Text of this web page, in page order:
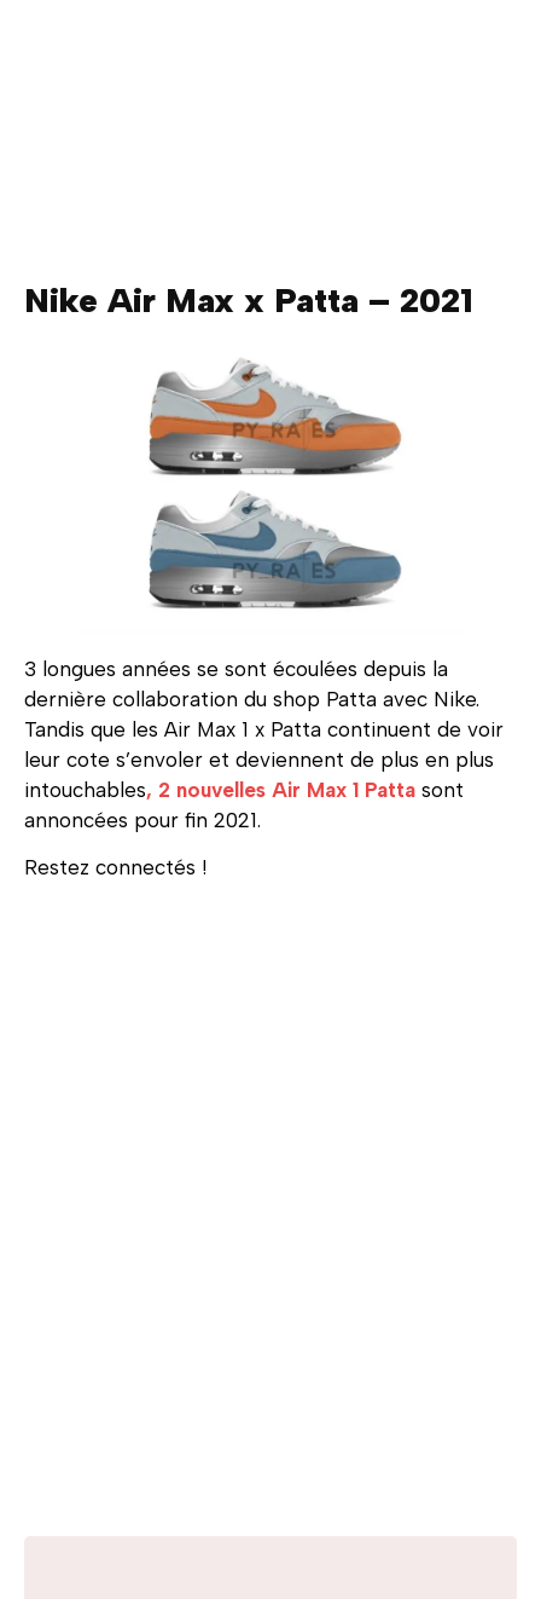
Nike Air Max x Patta – 2021
3 longues années se sont écoulées depuis la
dernière collaboration du shop Patta avec Nike.
Tandis que les Air Max 1 x Patta continuent de voir
leur cote s’envoler et deviennent de plus en plus
intouchables, 2 nouvelles Air Max 1 Patta sont
annoncées pour fin 2021.
Restez connectés !